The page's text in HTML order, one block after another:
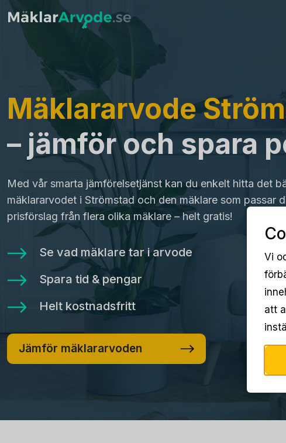
Mäklararvode
– jämför och spara
Med vår smarta jämförelsetjänst kan du enkelt hitta det
mäklararvodet i Strömstad och den mäklare som passar
prisförslag från flera olika mäklare – helt gratis!
Se vad mäklare tar i arvode
Spara tid & pengar
Helt kostnadsfritt
Jämför mäklararvoden
Vi
att